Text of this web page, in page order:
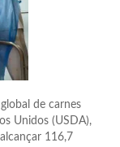
de carnes
Unidos (USDA),
116,7